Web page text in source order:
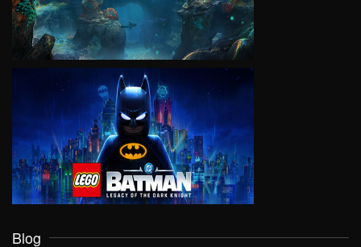
VIEW
Blog